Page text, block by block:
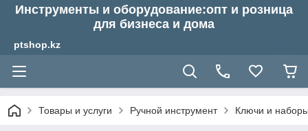
Инструменты и оборудование:опт и розница
для бизнеса и дома
ptshop.kz
Товары и услуги Ручной инструмент Ключи и